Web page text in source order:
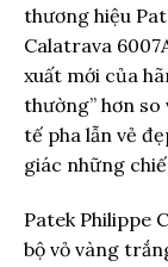
thương hiệu
Calatrava
xuất mới của
thường” hơn so
tế pha lẫn vẻ
giác những
Patek Philippe
bộ vỏ vàng